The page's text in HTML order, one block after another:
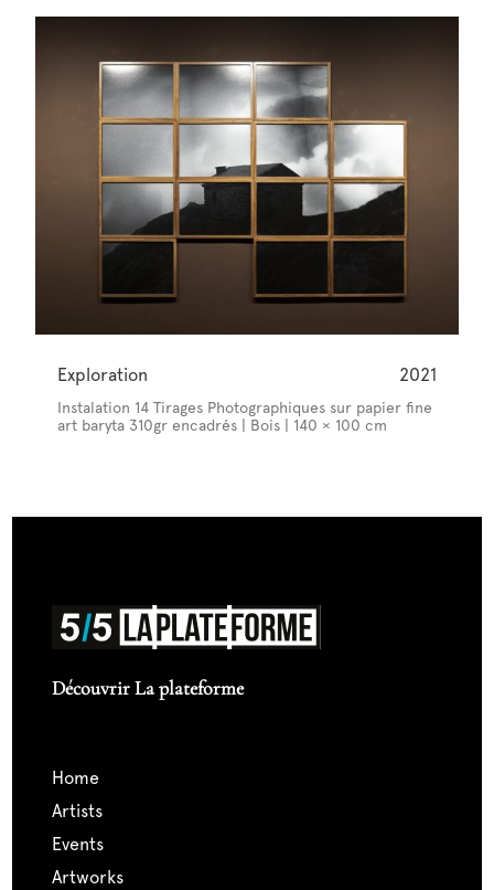
Exploration 2021
Instalation 14 Tirages Photographiques sur papier fine
art baryta 310gr encadrés | Bois | 140 × 100 cm
Découvrir La plateforme
home
artists
events
artworks